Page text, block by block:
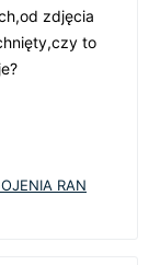
zdjęcia
to
RAN